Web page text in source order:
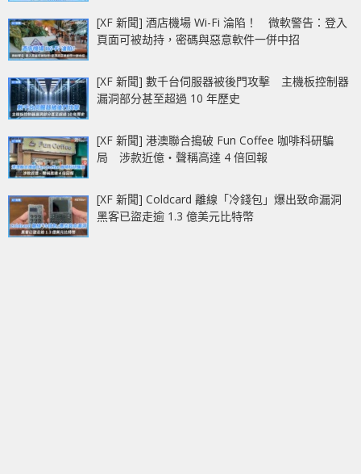
[XF 新聞] 酒店機場 Wi-Fi 淪陷！ 微軟警告：登入
頁面可被劫持，密碼與惡意軟件一併中招
[XF 新聞] 數千台伺服器被後門攻擊 主機板控制器
漏洞部分甚至超過 10 年歷史
[XF 新聞] 港澳聯合搗破 Fun Coffee 咖啡科研騙
局 涉款近億‧聲稱高達 4 倍回報
[XF 新聞] Coldcard 離線「冷錢包」爆出致命漏洞
黑客已盜走逾 1.3 億美元比特幣